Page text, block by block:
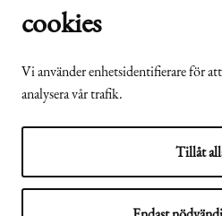
cookies
Vi använder enhetsidentifierare för
analysera vår trafik.
Tillåt
© Republikens
presidents kansli
2024